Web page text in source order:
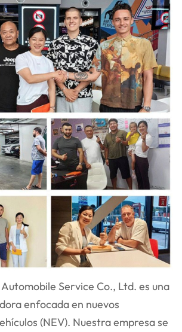
Service Co., Ltd. es una
enfocada en nuevos
(NEV). Nuestra empresa se